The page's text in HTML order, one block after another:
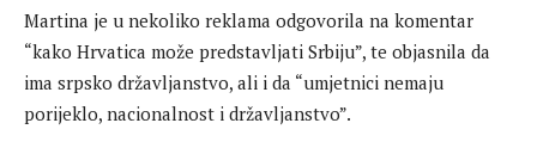
Martina je u nekoliko reklama odgovorila na komentar
“kako Hrvatica može predstavljati Srbiju”, te objasnila da
ima srpsko državljanstvo, ali i da “umjetnici nemaju
porijeklo, nacionalnost i državljanstvo”.